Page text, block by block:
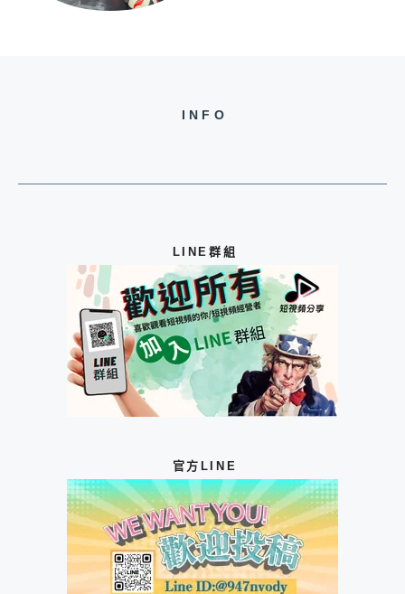
INFO
LINE群組
官方LINE